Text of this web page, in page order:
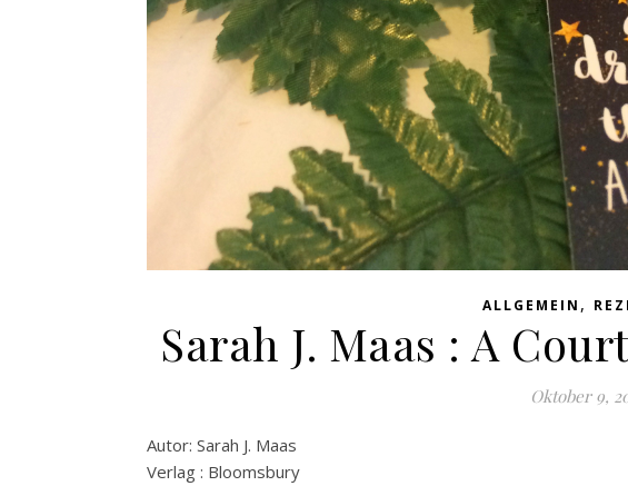
ALLGEMEIN ,
Sarah J. Maas : A
Oktober 9,
Autor: Sarah J. Maas
Verlag : Bloomsbury